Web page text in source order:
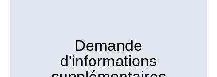
Demande
d'informations